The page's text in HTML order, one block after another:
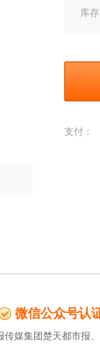
库存
支付：
微信公众号认
媒集团楚天都市报